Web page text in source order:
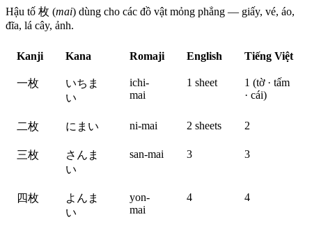
Hậu tố 枚 (mai) dùng cho các đồ vật mỏng phẳng — giấy, vé, áo,
đĩa, lá cây, ảnh.
Kanji Kana Romaji English Tiếng Việt
一枚
いちま
い
ichi-
mai
1 sheet
1 (tờ · tấm
· cái)
二枚 にまい ni-mai 2 sheets 2
三枚
さんま
い
san-mai 3 3
四枚
よんま
い
yon-
mai
4 4